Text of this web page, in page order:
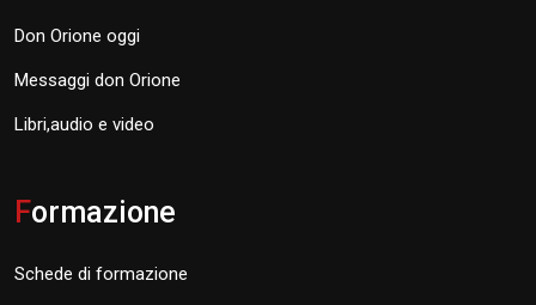
Don Orione oggi
Messaggi don Orione
Libri,audio e video
Formazione
Schede di formazione